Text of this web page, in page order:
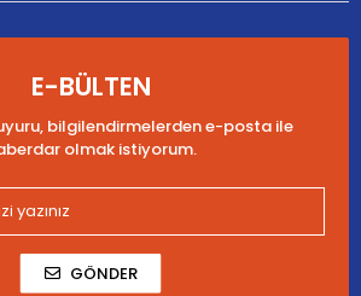
E-BÜLTEN
bilgilendirmelerden e-posta ile
olmak istiyorum.
GÖNDER